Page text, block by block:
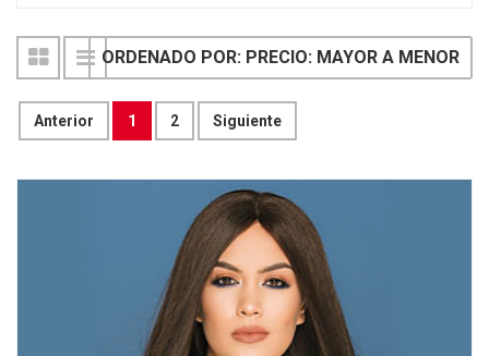
Anterior 1 2 Siguiente
ORDENADO POR: PRECIO: MAYOR A MENOR